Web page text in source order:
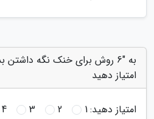
به "6 روش برای خنک نگه
امتیاز دهید
امتیاز دهید:1
2
3
4